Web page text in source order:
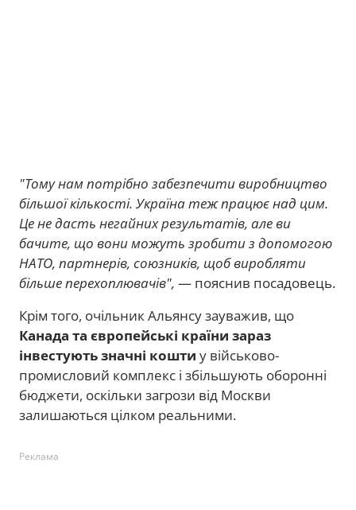
"Тому нам потрібно забезпечити виробництво
більшої кількості. Україна теж працює над цим.
Це не дасть негайних результатів, але ви
бачите, що вони можуть зробити з допомогою
НАТО, партнерів, союзників, щоб виробляти
більше перехоплювачів", — пояснив посадовець.
Крім того, очільник Альянсу зауважив, що
Канада та європейські країни зараз
інвестують значні кошти у військово-
промисловий комплекс і збільшують оборонні
бюджети, оскільки загрози від Москви
залишаються цілком реальними.
Реклама